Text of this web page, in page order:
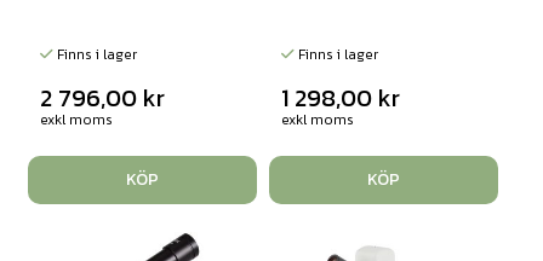
Finns i lager
2 796,00 kr
exkl moms
KÖP
Finns i lager
1 298,00 kr
exkl moms
KÖP